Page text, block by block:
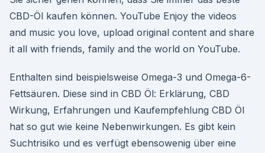
CBD-Öl kaufen können. YouTube Enjoy the videos
and music you love, upload original content and share
it all with friends, family and the world on YouTube.
Enthalten sind beispielsweise Omega-3 und Omega-6-
Fettsäuren. Diese sind in CBD Öl: Erklärung, CBD
Wirkung, Erfahrungen und Kaufempfehlung CBD Öl
hat so gut wie keine Nebenwirkungen. Es gibt kein
Suchtrisiko und es verfügt ebensowenig über eine